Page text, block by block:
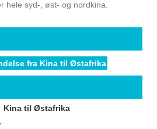
syd-, øst- og nordkina.
fra Kina til Østafrika
Kina til Østafrika